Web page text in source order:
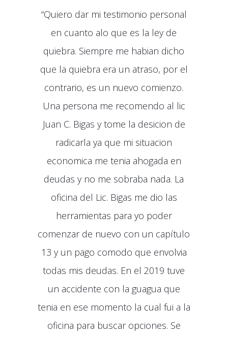
“Quiero dar mi testimonio personal
en cuanto alo que es la ley de
quiebra. Siempre me habian dicho
que la quiebra era un atraso, por el
contrario, es un nuevo comienzo.
Una persona me recomendo al lic
Juan C. Bigas y tome la desicion de
radicarla ya que mi situacion
economica me tenia ahogada en
deudas y no me sobraba nada. La
oficina del Lic. Bigas me dio las
herramientas para yo poder
comenzar de nuevo con un capítulo
13 y un pago comodo que envolvia
todas mis deudas. En el 2019 tuve
un accidente con la guagua que
tenia en ese momento la cual fui a la
oficina para buscar opciones. Se